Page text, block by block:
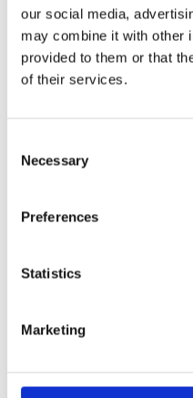
our social media,
may combine it with other
provided to them or that
of their services.
Selection
Necessary
Preferences
Statistics
Marketing
Slutsåld
Värnamo Of Sweden
Fri frakt över 995kr
Snyggt och stilrent
en härlig blandning av
till en enkelsäng.
Material:80% Bomull &